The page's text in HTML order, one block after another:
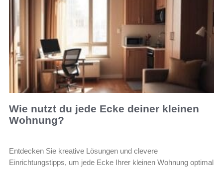
Wie nutzt du jede Ecke deiner kleinen
Wohnung?
Entdecken Sie kreative Lösungen und clevere
Einrichtungstipps, um jede Ecke Ihrer kleinen Wohnung optimal